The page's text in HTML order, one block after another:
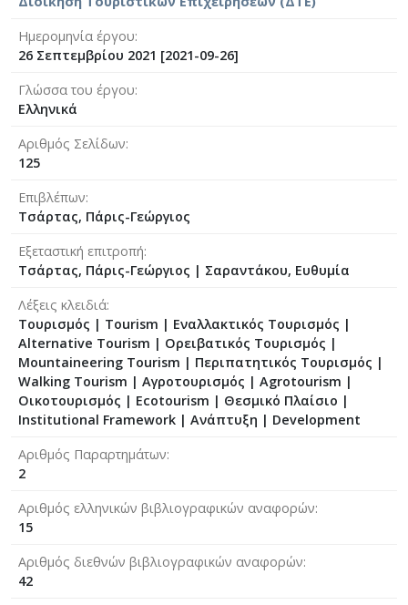
Ημερομηνία έργου
26 Σεπτεμβρίου 2021 [2021-09-26]
Γλώσσα του έργου
Ελληνικά
Αριθμός Σελίδων
125
Επιβλέπων
Τσάρτας, Πάρις-Γεώργιος
Εξεταστική επιτροπή
Τσάρτας, Πάρις-Γεώργιος | Σαραντάκου, Ευθυμία
Λέξεις κλειδιά
Τουρισμός | Tourism | Εναλλακτικός Τουρισμός |
Alternative Tourism | Ορειβατικός Τουρισμός |
Mountaineering Tourism | Περιπατητικός Τουρισμός |
Walking Tourism | Αγροτουρισμός | Agrotourism |
Οικοτουρισμός | Ecotourism | Θεσμικό Πλαίσιο |
Institutional Framework | Ανάπτυξη | Development
Αριθμός Παραρτημάτων
2
Αριθμός ελληνικών βιβλιογραφικών αναφορών
15
Αριθμός διεθνών βιβλιογραφικών αναφορών
42